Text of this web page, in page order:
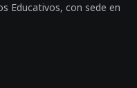
Educativos, con sede en